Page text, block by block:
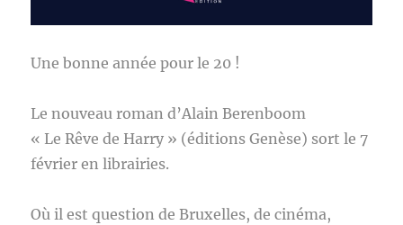
Une bonne année pour le 20 !
Le nouveau roman d’Alain Berenboom
« Le Rêve de Harry » (éditions Genèse) sort le 7
février en librairies.
Où il est question de Bruxelles, de cinéma,